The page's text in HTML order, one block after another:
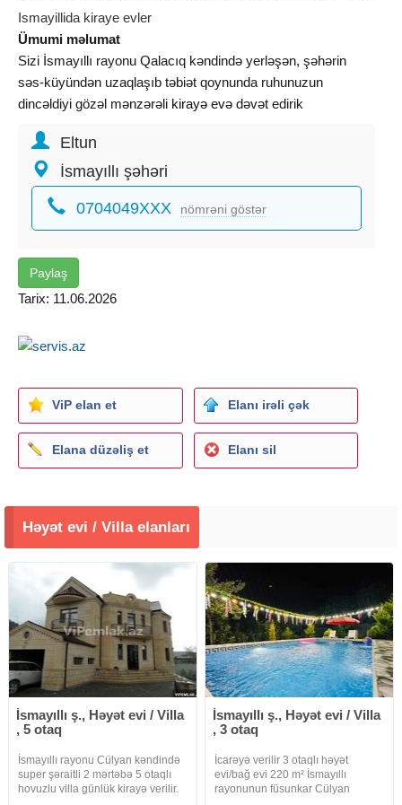
Ismayillida kiraye evler
Ümumi məlumat
Sizi İsmayıllı rayonu Qalacıq kəndində yerləşən, şəhərin
səs-küyündən uzaqlaşıb təbiət qoynunda ruhunuzun
dincəldiyi gözəl mənzərəli kirayə evə dəvət edirik
Eltun
İsmayıllı şəhəri
0704049XXX nömrəni göstər
Paylaş
Tarix: 11.06.2026
ViP elan et Elanı irəli çək
Elana düzəliş et Elanı sil
Həyət evi / Villa elanları
İsmayıllı ş., Həyət evi / Villa
, 5 otaq
İsmayıllı rayonu Cülyan kəndində
super şəraitli 2 mərtəbə 5 otaqlı
hovuzlu villa günlük kirayə verilir.
İsmayıllı ş., Həyət evi / Villa
, 3 otaq
İcarəyə verilir 3 otaqlı həyət
evi/bağ evi 220 m² İsmayıllı
rayonunun füsunkar Cülyan